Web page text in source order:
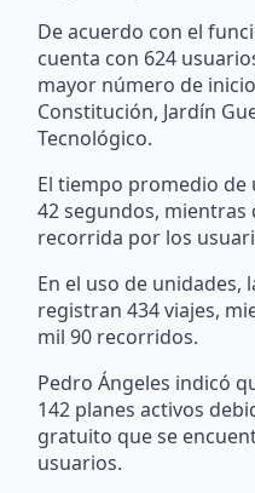
De acuerdo con el
cuenta con 624
mayor número de
Constitución, Jardín
Tecnológico.
El tiempo promedio de
42 segundos,
recorrida por los
En el uso de unidades,
registran 434 viajes,
mil 90 recorridos.
Pedro Ángeles indicó
142 planes activos
gratuito que se
usuarios.